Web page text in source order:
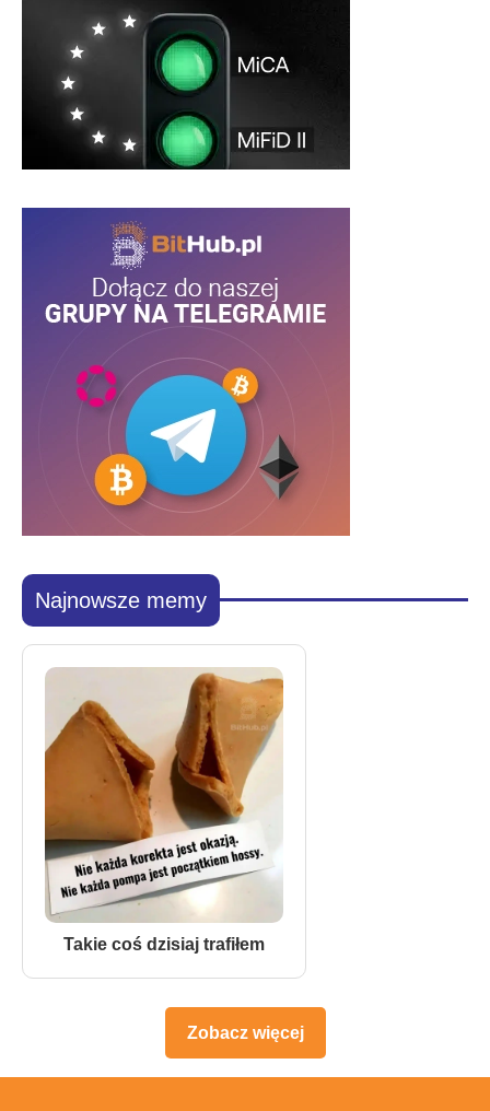
Najnowsze memy
Takie coś dzisiaj trafiłem
Zobacz więcej